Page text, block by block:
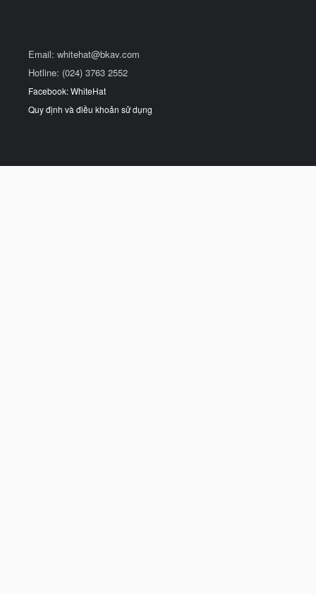
Email: whitehat@bkav.com
Hotline: (024) 3763 2552
Facebook: WhiteHat
Quy định và điều khoản sử dụng